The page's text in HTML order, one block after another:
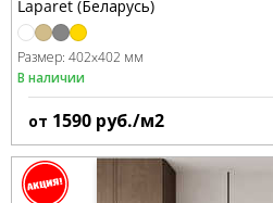
Laparet (Беларусь)
Размер: 402x402 мм
В наличии
от 1590 руб./м2